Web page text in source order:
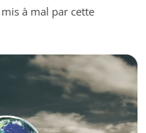
à mal par cette